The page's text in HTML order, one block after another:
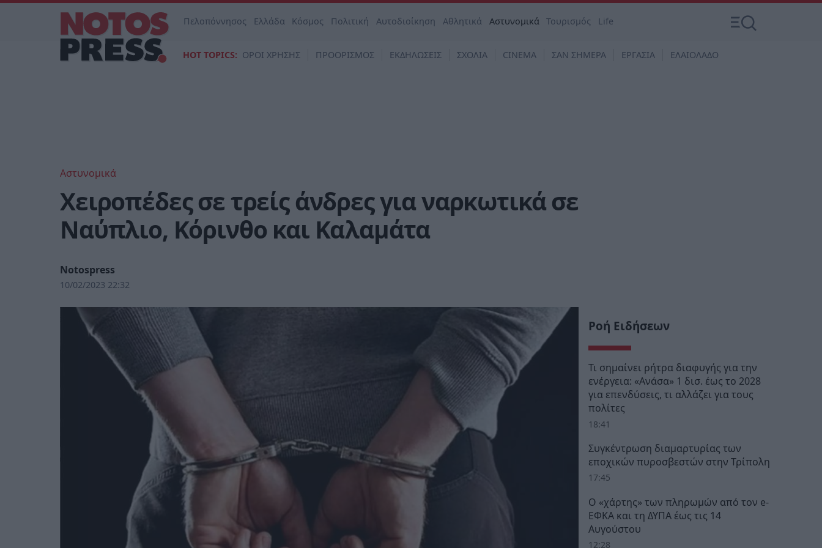
Πελοπόννησος Ελλάδα Κόσμος Πολιτική Αυτοδιοίκηση Αθλητικά Αστυνομικά Τουρισμός Life
HOT TOPICS: ΟΡΟΙ ΧΡΗΣΗΣ ΠΡΟΟΡΙΣΜΟΣ ΕΚΔΗΛΩΣΕΙΣ ΣΧΟΛΙΑ CINEMA ΣΑΝ ΣΗΜΕΡΑ ΕΡΓΑΣΙΑ ΕΛΑΙΟΛΑΔΟ
Αστυνομικά
Χειροπέδες σε τρείς άνδρες για ναρκωτικά σε
Ναύπλιο, Κόρινθο και Καλαμάτα
Notospress
10/02/2023 22:32
Ροή Ειδήσεων
Τι σημαίνει ρήτρα διαφυγής για την
ενέργεια: «Ανάσα» 1 δισ. έως το 2028
για επενδύσεις, τι αλλάζει για τους
πολίτες
18:41
Συγκέντρωση διαμαρτυρίας των
εποχικών πυροσβεστών στην Τρίπολη
17:45
Ο «χάρτης» των πληρωμών από τον e-
ΕΦΚΑ και τη ΔΥΠΑ έως τις 14
Αυγούστου
12:28